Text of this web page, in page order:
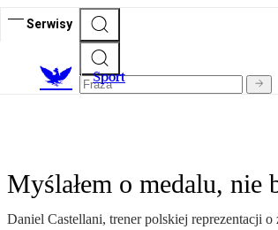
Serwisy
Sport
Myślałem o medalu, nie
Daniel Castellani, trener polskiej reprezentacji